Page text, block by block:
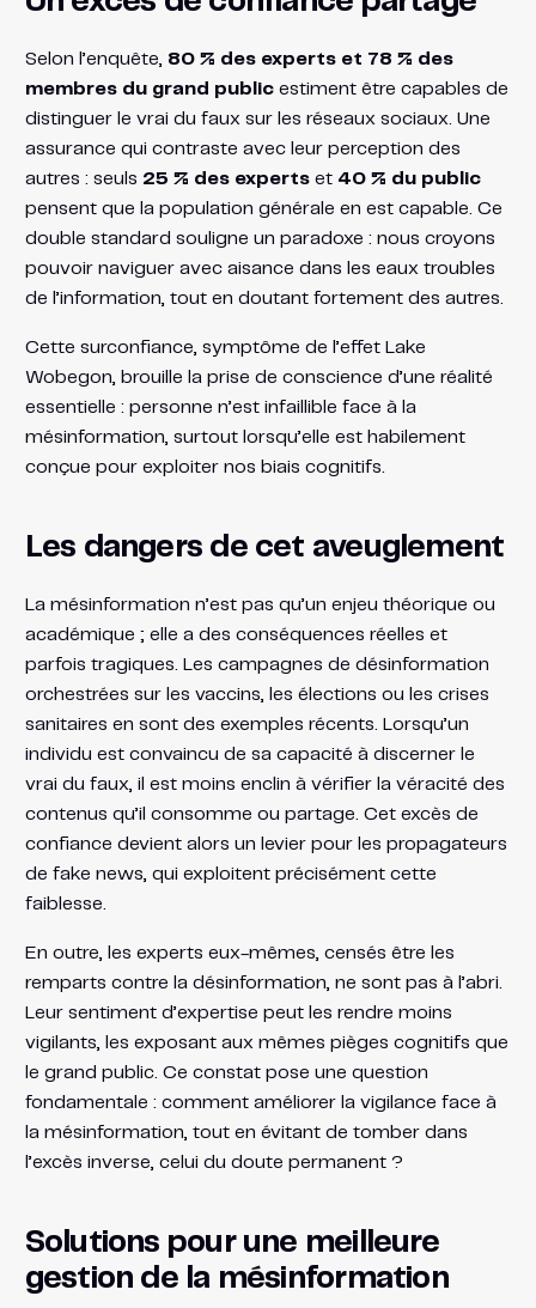
Selon l’enquête, 80 % des experts et 78 % des
membres du grand publicestiment être capables de
distinguer le vrai du faux sur les réseaux sociaux. Une
assurance qui contraste avec leur perception des
autres : seuls 25 % des expertset 40 % du public
pensent que la population générale en est capable. Ce
double standard souligne un paradoxe : nous croyons
pouvoir naviguer avec aisance dans les eaux troubles
de l’information, tout en doutant fortement des autres.
Cette surconfiance, symptôme de l’effet Lake
Wobegon, brouille la prise de conscience d’une réalité
essentielle : personne n’est infaillible face à la
mésinformation, surtout lorsqu’elle est habilement
conçue pour exploiter nos biais cognitifs.
Les dangers de cet aveuglement
La mésinformation n’est pas qu’un enjeu théorique ou
académique ; elle a des conséquences réelles et
parfois tragiques. Les campagnes de désinformation
orchestrées sur les vaccins, les élections ou les crises
sanitaires en sont des exemples récents. Lorsqu’un
individu est convaincu de sa capacité à discerner le
vrai du faux, il est moins enclin à vérifier la véracité des
contenus qu’il consomme ou partage. Cet excès de
confiance devient alors un levier pour les propagateurs
de fake news, qui exploitent précisément cette
faiblesse.
En outre, les experts eux-mêmes, censés être les
remparts contre la désinformation, ne sont pas à l’abri.
Leur sentiment d’expertise peut les rendre moins
vigilants, les exposant aux mêmes pièges cognitifs que
le grand public. Ce constat pose une question
fondamentale : comment améliorer la vigilance face à
la mésinformation, tout en évitant de tomber dans
l’excès inverse, celui du doute permanent ?
Solutions pour une meilleure
gestion de la mésinformation